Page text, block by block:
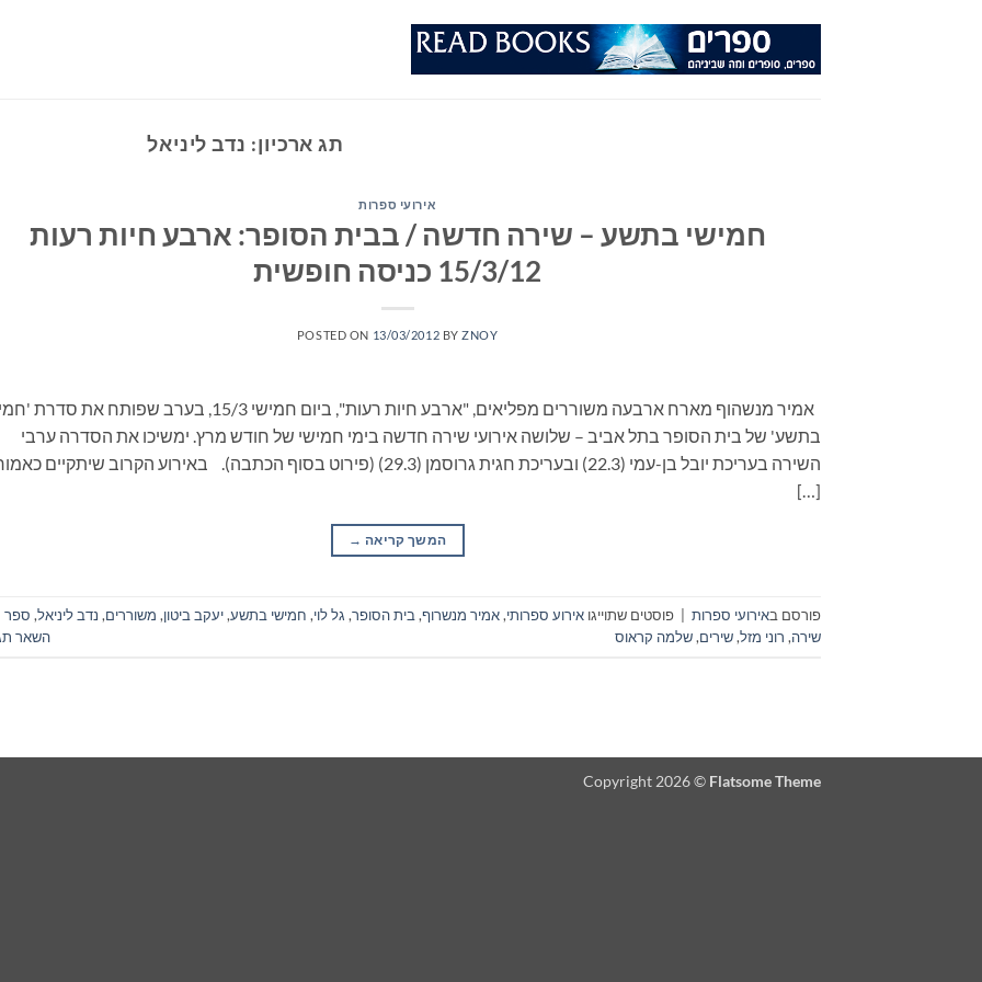
תג ארכיון: נדב ליניאל
אירועי ספרות
חמישי בתשע – שירה חדשה / בבית הסופר: ארבע חיות רעות
15/3/12 כניסה חופשית
POSTED ON 13/03/2012 BYZNOY
אמיר מנשהוף מארח ארבעה משוררים מפליאים, "ארבע חיות רעות", ביום חמישי 15/3, בערב שפותח את
בתשע' של בית הסופר בתל אביב – שלושה אירועי שירה חדשה בימי חמישי של חודש מרץ. ימשיכו את הסדרה ערבי
השירה בעריכת יובל בן-עמי (22.3) ובעריכת חגית גרוסמן (29.3) (פירוט בסוף הכתבה). באירוע הקרוב שיתקיים
[…]
המשך קריאה →
פורסם באירועי ספרות פוסטים שתוייגו אירוע ספרותי,אמיר מנשרוף, בית הסופר, גל לוי, חמישי בתשע,יעקב ביטון, משוררים, נדב ליניאל, ספר
שירה, רוני מזל,שירים,שלמה קראוס השאר
Copyright 2026 © Flatsome Theme